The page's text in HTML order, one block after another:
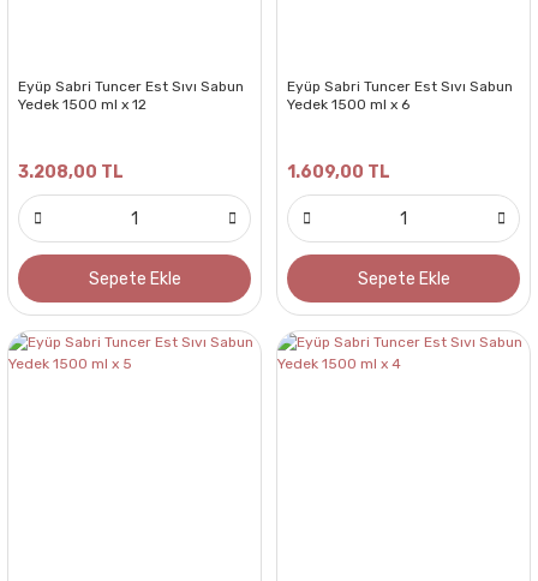
Eyüp Sabri Tuncer Est Sıvı Sabun
Yedek 1500 ml x 12
3.208,00 TL
Sepete Ekle
Eyüp Sabri Tuncer Est Sıvı Sabun
Yedek 1500 ml x 6
1.609,00 TL
Sepete Ekle